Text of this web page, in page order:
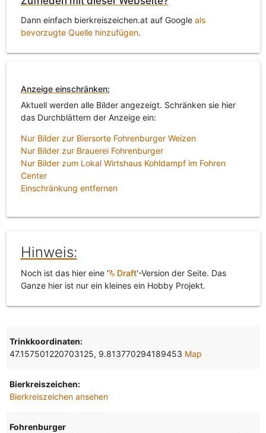
Dann einfach bierkreiszeichen.at auf Google als
bevorzugte Quelle hinzufügen.
Anzeige einschränken:
Aktuell werden alle Bilder angezeigt. Schränken sie hier
das Durchblättern der Anzeige ein:
Nur Bilder zur Biersorte Fohrenburger Weizen
Nur Bilder zur Brauerei Fohrenburger
Nur Bilder zum Lokal Wirtshaus Kohldampf im Fohren
Center
Einschränkung entfernen
Hinweis:
Noch ist das hier eine ' Draft'-Version der Seite. Das
Ganze hier ist nur ein kleines ein Hobby Projekt.
Trinkkoordinaten:
47.157501220703125, 9.813770294189453 Map
Bierkreiszeichen:
Bierkreiszeichen ansehen
Fohrenburger